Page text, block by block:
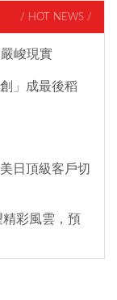
/ HOT NEWS /
峻現實
」成最後稻
日頂級客戶切
彩風雲，預